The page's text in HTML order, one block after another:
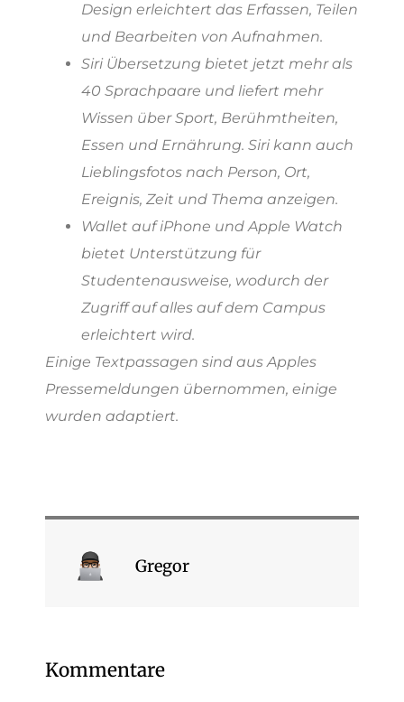
Design erleichtert das Erfassen, Teilen
und Bearbeiten von Aufnahmen.
Siri Übersetzung bietet jetzt mehr als
40 Sprachpaare und liefert mehr
Wissen über Sport, Berühmtheiten,
Essen und Ernährung. Siri kann auch
Lieblingsfotos nach Person, Ort,
Ereignis, Zeit und Thema anzeigen.
Wallet auf iPhone und Apple Watch
bietet Unterstützung für
Studentenausweise, wodurch der
Zugriff auf alles auf dem Campus
erleichtert wird.
Einige Textpassagen sind aus Apples
Pressemeldungen übernommen, einige
wurden adaptiert.
Gregor
Kommentare